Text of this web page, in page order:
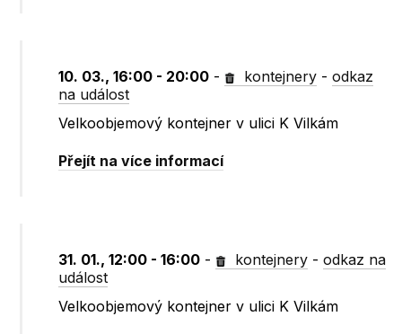
10. 03., 16:00 - 20:00 - kontejnery -odkaz
na událost
Velkoobjemový kontejner v ulici K Vilkám
Přejít na více informací
31. 01., 12:00 - 16:00 - kontejnery -odkaz na
událost
Velkoobjemový kontejner v ulici K Vilkám